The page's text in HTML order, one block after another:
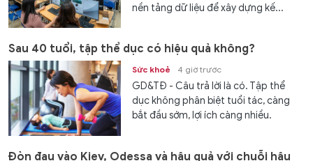
nền tảng dữ liệu để xây dựng kế...
Sau 40 tuổi, tập thể dục có hiệu quả không?
Sức khoẻ 4 giờ trước
GD&TĐ - Câu trả lời là có. Tập thể
dục không phân biệt tuổi tác, càng
bắt đầu sớm, lợi ích càng nhiều.
Đòn đau vào Kiev, Odessa và hậu quả với chuỗi hậu